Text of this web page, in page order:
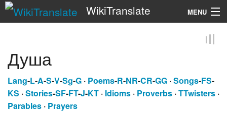
WikiTranslate MENU
Душа
Lang-L -A-S-V-Sg-G · Poems-R-NR-CR-GG ·Songs-FS-
KS ·Stories-SF-FT-J-KT · Idioms · Proverbs ·TTwisters ·
Parables · Prayers